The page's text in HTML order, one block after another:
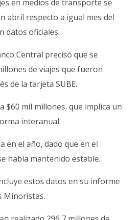
en medios de transporte se
abril respecto a igual mes del
datos oficiales.
Central precisó que se
de viajes que fueron
de la tarjeta SUBE.
$60 mil millones, que implica un
interanual.
en el año, dado que en el
había mantenido estable.
estos datos en su informe
Minoristas.